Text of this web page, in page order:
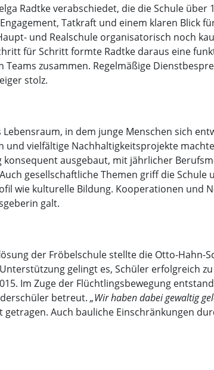
Radtke verabschiedet, die die Schule über
Tatkraft und einem klaren Blick
und Realschule organisatorisch noch
für Schritt formte Radtke daraus eine
zusammen. Regelmäßige
stolz.
in dem junge Menschen sich
vielfältige Nachhaltigkeitsprojekte
ausgebaut, mit jährlicher
gesellschaftliche Themen griff die
wie kulturelle Bildung. Kooperationen und
galt.
der Fröbelschule stellte die Otto-Hahn-
gelingt es, Schüler erfolgreich
Im Zuge der Flüchtlingsbewegung
betreut. „Wir haben dabei gewaltig
Auch bauliche Einschränkungen